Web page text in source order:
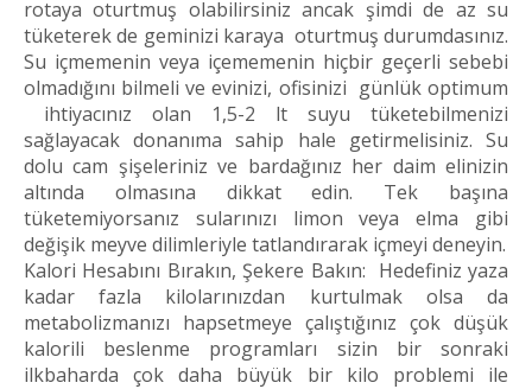
rotaya oturtmuş olabilirsiniz ancak şimdi de az su
tüketerek de geminizi karaya oturtmuş durumdasınız.
Su içmemenin veya içememenin hiçbir geçerli sebebi
olmadığını bilmeli ve evinizi, ofisinizi günlük optimum
ihtiyacınız olan 1,5-2 lt suyu tüketebilmenizi
sağlayacak donanıma sahip hale getirmelisiniz. Su
dolu cam şişeleriniz ve bardağınız her daim elinizin
altında olmasına dikkat edin. Tek başına
tüketemiyorsanız sularınızı limon veya elma gibi
değişik meyve dilimleriyle tatlandırarak içmeyi deneyin.
Kalori Hesabını Bırakın, Şekere Bakın: Hedefiniz yaza
kadar fazla kilolarınızdan kurtulmak olsa da
metabolizmanızı hapsetmeye çalıştığınız çok düşük
kalorili beslenme programları sizin bir sonraki
ilkbaharda çok daha büyük bir kilo problemi ile